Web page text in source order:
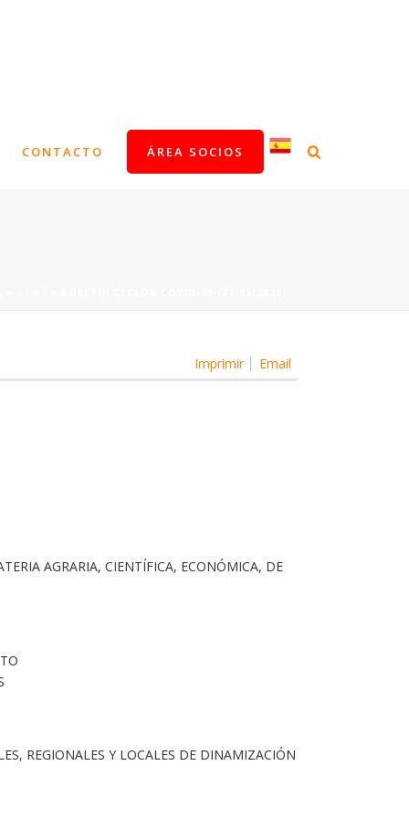
CONTACTO ÁREA SOCIOS
Imprimir Email
AGRARIA, CIENTÍFICA, ECONÓMICA, DE
REGIONALES Y LOCALES DE DINAMIZACIÓN